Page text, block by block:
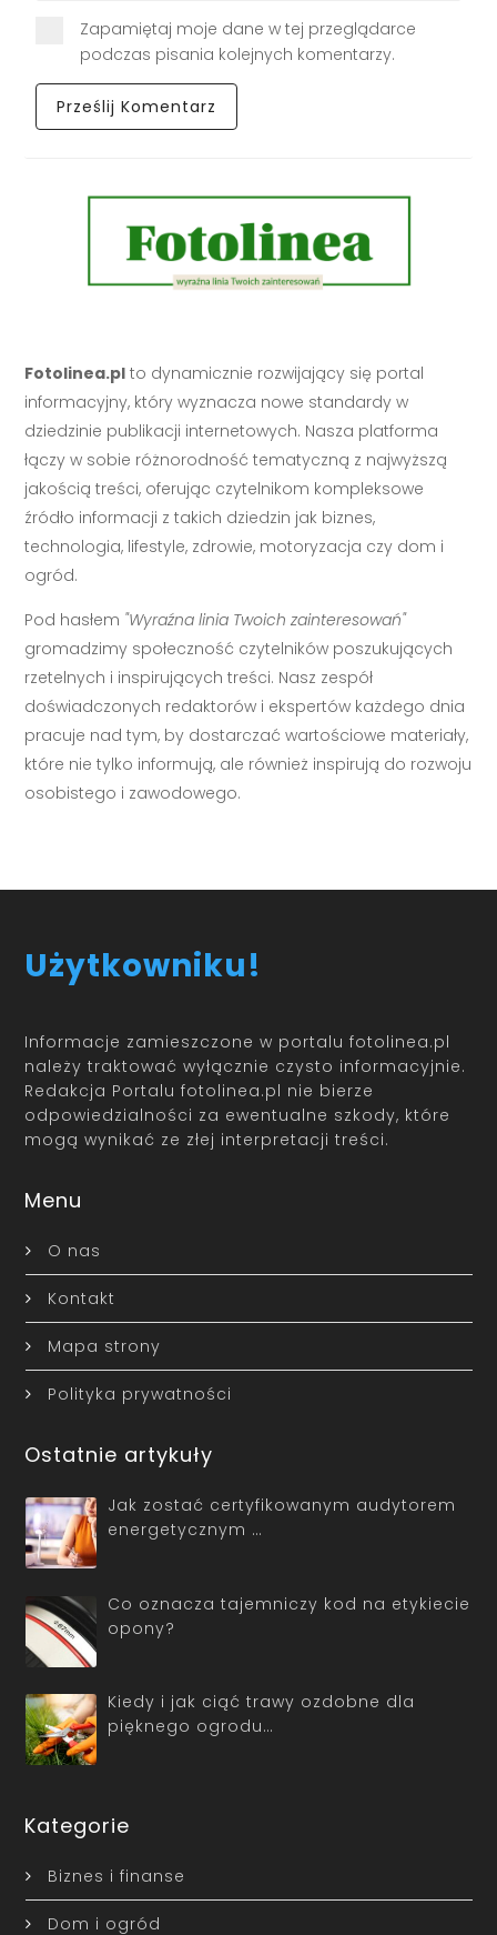
Zapamiętaj moje dane w tej przeglądarce
podczas pisania kolejnych komentarzy.
Fotolinea.pl to dynamicznie rozwijający się portal
informacyjny, który wyznacza nowe standardy w
dziedzinie publikacji internetowych. Nasza platforma
łączy w sobie różnorodność tematyczną z najwyższą
jakością treści, oferując czytelnikom kompleksowe
źródło informacji z takich dziedzin jak biznes,
technologia, lifestyle, zdrowie, motoryzacja czy dom i
ogród.
Pod hasłem "Wyraźna linia Twoich zainteresowań"
gromadzimy społeczność czytelników poszukujących
rzetelnych i inspirujących treści. Nasz zespół
doświadczonych redaktorów i ekspertów każdego dnia
pracuje nad tym, by dostarczać wartościowe materiały,
które nie tylko informują, ale również inspirują do rozwoju
osobistego i zawodowego.
Użytkowniku!
Informacje zamieszczone w portalu fotolinea.pl
należy traktować wyłącznie czysto informacyjnie.
Redakcja Portalu fotolinea.pl nie bierze
odpowiedzialności za ewentualne szkody, które
mogą wynikać ze złej interpretacji treści.
Menu
O nas
Kontakt
Mapa strony
Polityka prywatności
Ostatnie artykuły
Jak zostać certyfikowanym audytorem
energetycznym …
Co oznacza tajemniczy kod na etykiecie
opony?
Kiedy i jak ciąć trawy ozdobne dla
pięknego ogrodu…
Kategorie
Biznes i finanse
Dom i ogród